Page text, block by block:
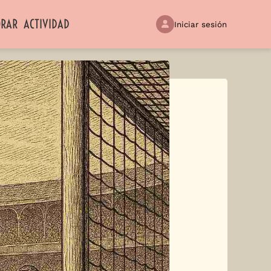
ACTIVIDAD Iniciar sesión